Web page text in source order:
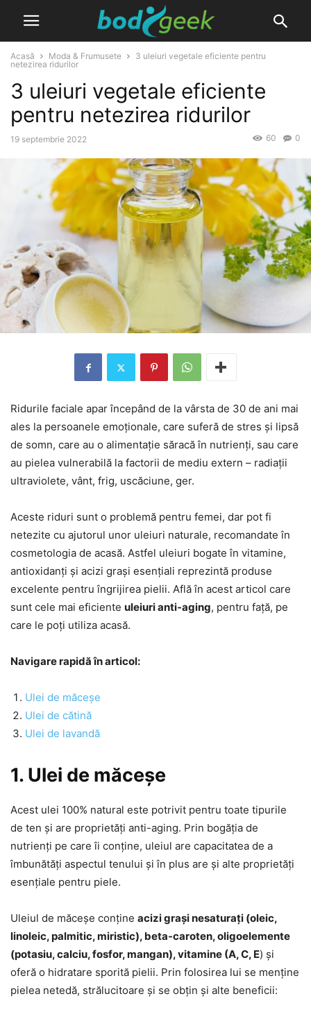
Acasă Moda & Frumusete
3 uleiuri vegetale eficiente pentru
netezirea ridurilor
3 uleiuri vegetale eficiente
pentru netezirea ridurilor
19 septembrie 2022 0
60
Ridurile faciale apar începând de la vârsta de 30 de ani mai
ales la persoanele emoționale, care suferă de stres și lipsă
de somn, care au o alimentație săracă în nutrienți, sau care
au pielea vulnerabilă la factorii de mediu extern – radiații
ultraviolete, vânt, frig, uscăciune, ger.
Aceste riduri sunt o problemă pentru femei, dar pot fi
netezite cu ajutorul unor uleiuri naturale, recomandate în
cosmetologia de acasă. Astfel uleiuri bogate în vitamine,
antioxidanți și acizi grași esențiali reprezintă produse
excelente pentru îngrijirea pielii. Află în acest articol care
sunt cele mai eficiente uleiuri anti-aging, pentru față, pe
care le poți utiliza acasă.
Navigare rapidă în articol:
Ulei de măceșe
Ulei de cătină
Ulei de lavandă
1. Ulei de măceșe
Acest ulei 100% natural este potrivit pentru toate tipurile
de ten și are proprietăți anti-aging. Prin bogăția de
nutrienți pe care îi conține, uleiul are capacitatea de a
îmbunătăți aspectul tenului și în plus are și alte proprietăți
esențiale pentru piele.
Uleiul de măceșe conține acizi grași nesaturați (oleic,
linoleic, palmitic, miristic), beta-caroten, oligoelemente
(potasiu, calciu, fosfor, mangan), vitamine (A, C, E) și
oferă o hidratare sporită pielii. Prin folosirea lui se menține
pielea netedă, strălucitoare și se obțin și alte beneficii: